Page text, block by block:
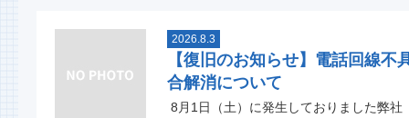
2026.8.3
【復旧のお知らせ】電話回線不
合解消について
8月1日（土）に発生しておりました弊社